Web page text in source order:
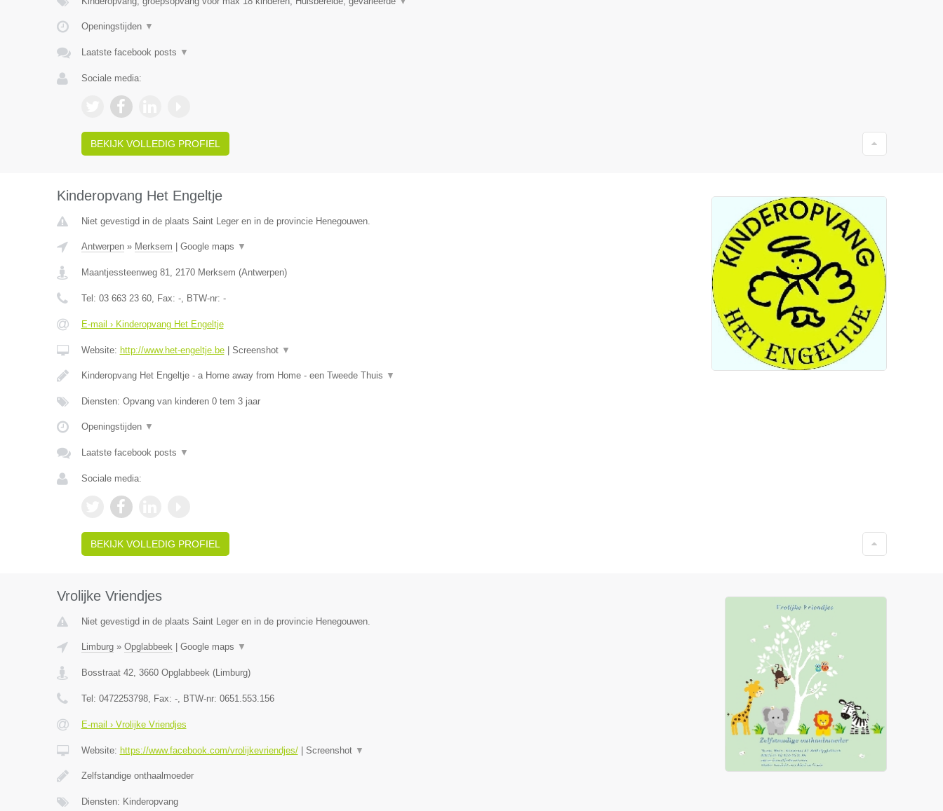
Openingstijden ▼
Laatste facebook posts ▼
Sociale media:
BEKIJK VOLLEDIG PROFIEL
Kinderopvang Het Engeltje
Niet gevestigd in de plaats Saint Leger en in de provincie Henegouwen.
Antwerpen» Merksem Google maps ▼
Maantjessteenweg 81, 2170 Merksem (Antwerpen)
Tel: 03 663 23 60, Fax: -, BTW-nr: -
E-mail › Kinderopvang Het Engeltje
Website: http://www.het-engeltje.be| Screenshot ▼
Kinderopvang Het Engeltje - a Home away from Home - een Tweede Thuis ▼
Diensten: Opvang van kinderen 0 tem 3 jaar
Openingstijden ▼
Laatste facebook posts ▼
Sociale media:
BEKIJK VOLLEDIG PROFIEL
Vrolijke Vriendjes
Niet gevestigd in de plaats Saint Leger en in de provincie Henegouwen.
Limburg» Opglabbeek| Google maps ▼
Bosstraat 42, 3660 Opglabbeek(Limburg)
Tel: 0472253798, Fax: -, BTW-nr: 0651.553.156
E-mail › Vrolijke Vriendjes
Website: https://www.facebook.com/vrolijkevriendjes/| Screenshot ▼
Zelfstandige onthaalmoeder
Diensten: Kinderopvang